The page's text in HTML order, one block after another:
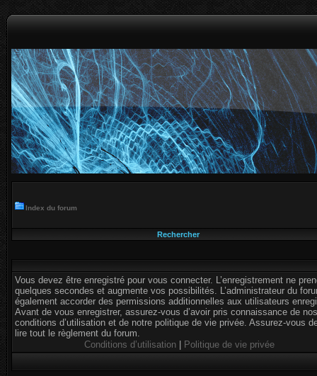
Index du forum
Rechercher
Vous devez être enregistré pour vous connecter. L’enregistrement ne
quelques secondes et augmente vos possibilités. L’administrateur du
également accorder des permissions additionnelles aux utilisateurs
Avant de vous enregistrer, assurez-vous d’avoir pris connaissance de nos
conditions d’utilisation et de notre politique de vie privée. Assurez-vous
lire tout le règlement du forum.
Conditions d’utilisation
Politique de vie privée